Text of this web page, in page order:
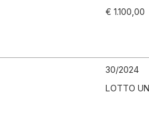
€ 1.100,00
30/2024
LOTTO